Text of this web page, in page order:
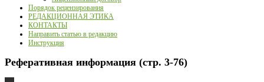
Порядок рецензирования
РЕДАКЦИОННАЯ ЭТИКА
КОНТАКТЫ
Направить статью в редакцию
Инструкция
Реферативная информация (стр. 3-76)